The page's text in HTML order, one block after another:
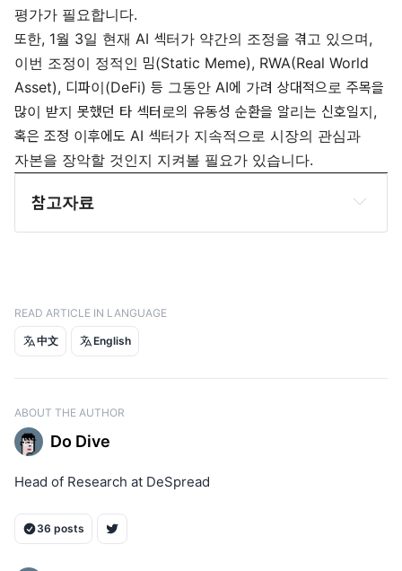
평가가 필요합니다.
또한, 1월 3일 현재 AI 섹터가 약간의 조정을 겪고 있으며,
이번 조정이 정적인 밈(Static Meme), RWA(Real World
Asset), 디파이(DeFi) 등 그동안 AI에 가려 상대적으로 주목을
많이 받지 못했던 타 섹터로의 유동성 순환을 알리는 신호일지,
혹은 조정 이후에도 AI 섹터가 지속적으로 시장의 관심과
자본을 장악할 것인지 지켜볼 필요가 있습니다.
참고자료
APnews, Janet Yellen tells Congress US could hit
READ ARTICLE IN LANGUAGE
中文 English
ABOUT THE AUTHOR
Do Dive
Head of Research at DeSpread
36 posts